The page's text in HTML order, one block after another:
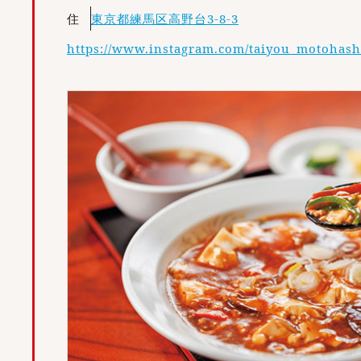
住
東京都練馬区高野台3-8-3
https://www.instagram.com/